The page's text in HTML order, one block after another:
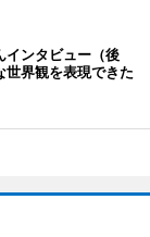
インタビュー（後
世界観を表現できた